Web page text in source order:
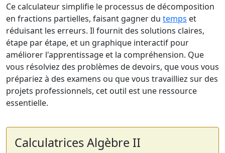
Ce calculateur simplifie le processus de décomposition
en fractions partielles, faisant gagner du temps et
réduisant les erreurs. Il fournit des solutions claires,
étape par étape, et un graphique interactif pour
améliorer l'apprentissage et la compréhension. Que
vous résolviez des problèmes de devoirs, que vous vous
prépariez à des examens ou que vous travailliez sur des
projets professionnels, cet outil est une ressource
essentielle.
Calculatrices Algèbre II